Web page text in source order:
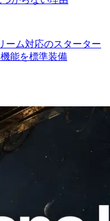
ーム対応のスターター
能を標準装備